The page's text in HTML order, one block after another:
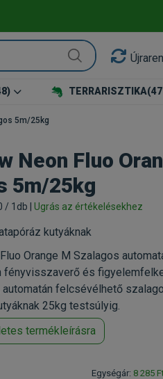
TERRARISZTIKA
5m/25kg
Neon Fluo
5m/25kg
/ 1db | Ugrás az értékelésekhez
kutyáknak
Orange M Szalagos
fényvisszaverő és
felcsévélhető
25kg testsúlyig.
termékleírásra
Egységár: 8 285